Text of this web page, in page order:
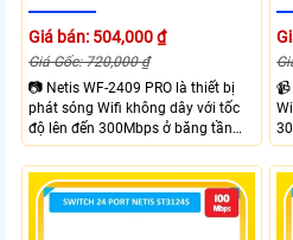
Giá bán: 504,000 ₫
Giá Gốc: 720,000 ₫
📷 Netis WF-2409 PRO là thiết bị
phát sóng Wifi không dây với tốc
độ lên đến 300Mbps ở băng tần
2.4GHz, đáp ứng nhu cầu kết nối
ổn định cho gia đình. Router wifi
hỗ trợ 3 ăng-ten 5dBi, đảm bảo
phủ sóng rộng và cung cấp tín